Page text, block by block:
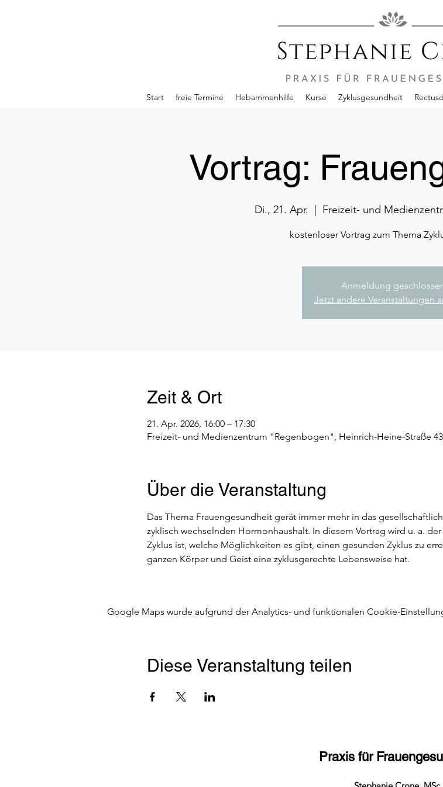
Start freie Termine Hebammenhilfe Kurse Zyklusgesundheit
Vortrag:
Di., 21. Apr. Freizeit- und
kostenloser Vortrag zum Thema
Anmeldung
Jetzt andere Veranstaltungen
Zeit & Ort
21. Apr. 2026, 16:00 – 17:30
Freizeit- und Medienzentrum "Regenbogen", Heinrich-Heine-Straße
Über die Veranstaltung
Das Thema Frauengesundheit gerät immer mehr in das
zyklisch wechselnden Hormonhaushalt. In diesem Vortrag wird u. a.
Zyklus ist, welche Möglichkeiten es gibt, einen gesunden Zyklus zu
ganzen Körper und Geist eine zyklusgerechte Lebensweise hat.
Google Maps wurde aufgrund der Analytics- und funktionalen Cookie-
Diese Veranstaltung teilen
Praxis für